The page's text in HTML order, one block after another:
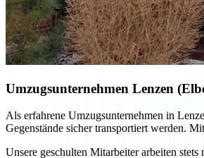
Umzugsunternehmen Lenzen
Als erfahrene Umzugsunternehmen in
Gegenstände sicher transportiert werden.
Unsere geschulten Mitarbeiter arbeiten